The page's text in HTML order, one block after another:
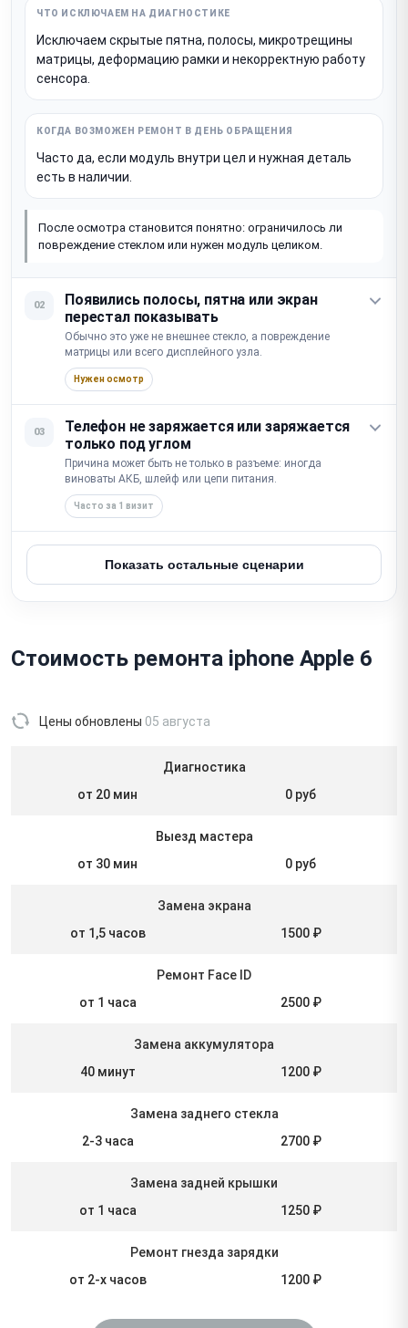
Исключаем скрытые пятна, полосы, микротрещины
матрицы, деформацию рамки и некорректную работу
сенсора.
Часто да, если модуль внутри цел и нужная деталь
есть в наличии.
После осмотра становится понятно: ограничилось ли
повреждение стеклом или нужен модуль целиком.
02
Появились полосы, пятна или экран
перестал показывать
Обычно это уже не внешнее стекло, а повреждение
матрицы или всего дисплейного узла.
Нужен осмотр
03
Телефон не заряжается или заряжается
только под углом
Причина может быть не только в разъеме: иногда
виноваты АКБ, шлейф или цепи питания.
Часто за 1 визит
Показать остальные сценарии
Стоимость ремонта iphone Apple 6
Цены обновлены 05 августа
Диагностика
от 20 мин
0 руб
Выезд мастера
от 30 мин
0 руб
Замена экрана
от 1,5 часов
1500 ₽
Ремонт Face ID
от 1 часа
2500 ₽
Замена аккумулятора
40 минут
1200 ₽
Замена заднего стекла
2-3 часа
2700 ₽
Замена задней крышки
от 1 часа
1250 ₽
Ремонт гнезда зарядки
от 2-х часов
1200 ₽